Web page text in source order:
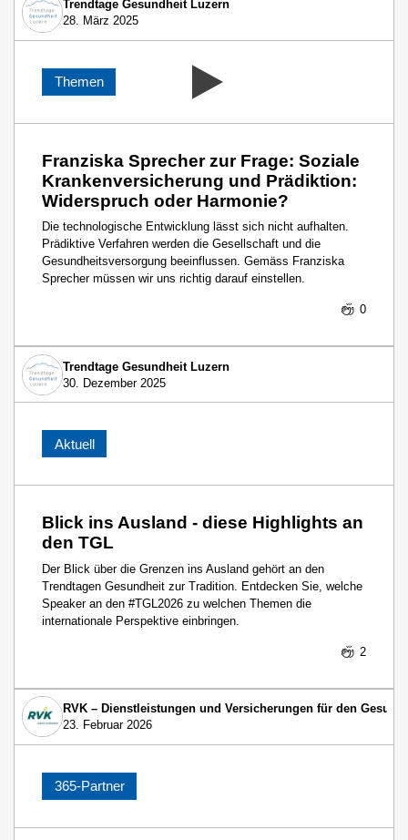
Trendtage Gesundheit Luzern
28. März 2025
Themen
Franziska Sprecher zur Frage: Soziale
Krankenversicherung und Prädiktion:
Widerspruch oder Harmonie?
Die technologische Entwicklung lässt sich nicht aufhalten.
Prädiktive Verfahren werden die Gesellschaft und die
Gesundheitsversorgung beeinflussen. Gemäss Franziska
Sprecher müssen wir uns richtig darauf einstellen.
0
Trendtage Gesundheit Luzern
30. Dezember 2025
Aktuell
Blick ins Ausland - diese Highlights an
den TGL
Der Blick über die Grenzen ins Ausland gehört an den
Trendtagen Gesundheit zur Tradition. Entdecken Sie, welche
Speaker an den #TGL2026 zu welchen Themen die
internationale Perspektive einbringen.
2
RVK – Dienstleistungen und Versicherungen für den
23. Februar 2026
365-Partner